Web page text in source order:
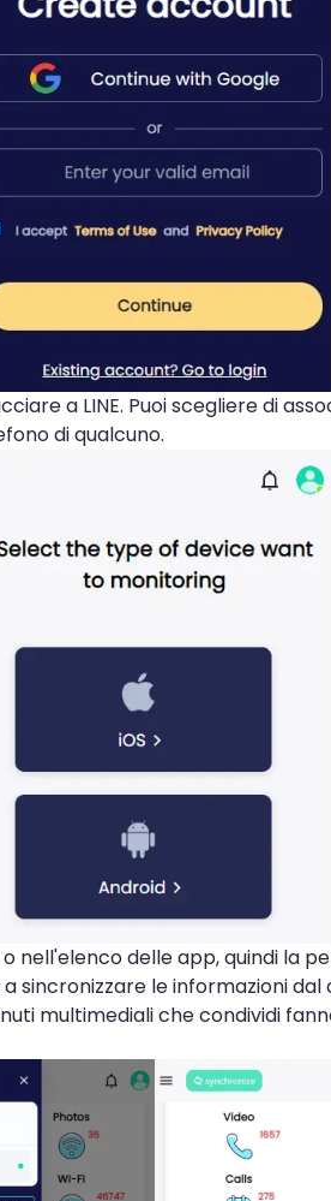
a LINE. Puoi scegliere di
di qualcuno.
nell'elenco delle app, quindi la
sincronizzare le informazioni dal
multimediali che condividi